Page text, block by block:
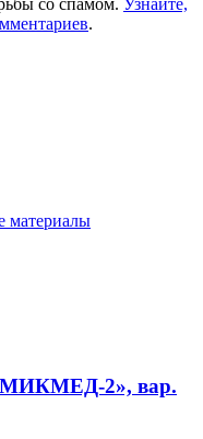
со спамом. Узнайте,
.
материалы
2», вар.